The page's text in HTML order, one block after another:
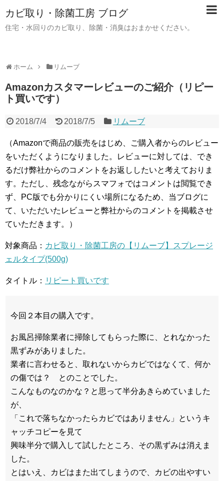
カビ取り・除菌工房 ブログ
住宅・水回りのカビ取り、除菌・消臭はおまかせください。
ホーム リムーブ
Amazonカスタマーレビューのご紹介（リピー
ト買いです）
2018/7/4 2018/7/5 リムーブ
（Amazonで商品の販売をはじめ、ご購入者からのレビュー
をいただくようになりました。レビューに対しては、でき
るだけ弊社からのコメントをお返ししたいと考えておりま
す。ただし、残念ながらスマフォではコメントは閲覧でき
ず、PC版でも分かりにくい場所になるため、当ブログに
て、いただいたレビューと弊社からのコメントを掲載させ
ていただきます。）
対象商品： カビ取り・除菌工房の【リムーブ】スプレージ
ェルタイプ(500g)
タイトル： リピート買いです
今回２本目の購入です。
お風呂掃除業者に掃除してもらった際に、とれなかった
黒ずみがありました。
業者に言わせると、取れないからカビではなくて、何か
の傷では？ とのことでした。
こんなものなのかな？と思って半分あきらめていました
が、
「これで落ちなかったらカビではありません」というキ
ャッチコピーを見て
興味半分で購入して試したところ、その黒ずみは消えま
した。
とはいえ、カビはまた出てしまうので、カビの出やすい